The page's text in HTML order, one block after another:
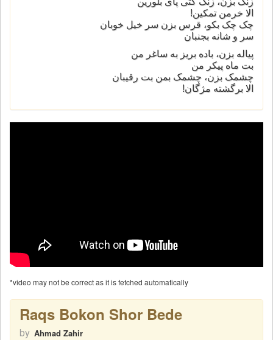
الا خرمن تمکين!
چک چک بکو، قرس بزن سر خيل خوبان
سر و شانه بجنبان
پياله بزن، باده بريز به ساغر من
بت ماه پيکر من
چشمک بزن، چشمک بمن بت رقيبان
الا برگشته مژگان!
*video may not be correct as it is fetched automatically
Raqs Bokon Shor Bede
by Ahmad Zahir